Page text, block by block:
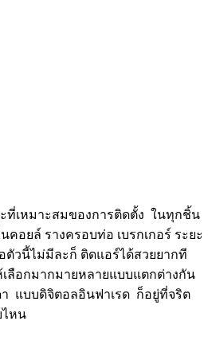
ที่เหมาะสมของการติดตั้ง ในทุกชิ้น
อยล์ รางครอบท่อ เบรกเกอร์ ระยะ
ตัวนี้ไม่มีละก็ ติดแอร์ได้สวยยากที
เลือกมากมายหลายแบบแตกต่างกัน
แบบดิจิตอลอินฟาเรด ก็อยู่ที่จริต
ไหน